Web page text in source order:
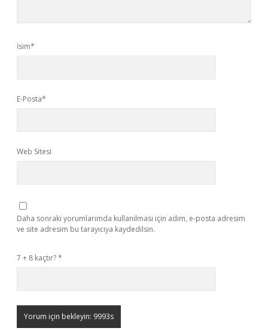
İsim*
E-Posta*
Web Sitesi
Daha sonraki yorumlarımda kullanılması için adım, e-posta adresim
ve site adresim bu tarayıcıya kaydedilsin.
7 + 8 kaçtır?*